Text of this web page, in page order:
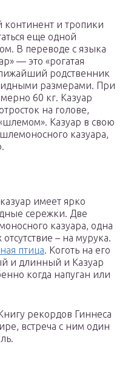
континент и тропики
еще одной
В переводе с языка
— это «рогатая
родственник
размерами. При
60 кг. Казуар
на голове,
Казуар в свою
казуара,
имеет ярко
сережки. Две
казуара, одна
– на мурука.
птица. Коготь на его
и длинный и Казуар
когда напуган или
рекордов Гиннеса
встреча с ним один